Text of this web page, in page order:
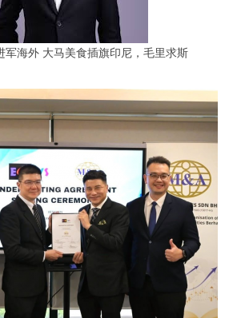
军海外 大马美食插旗印尼，毛里求斯